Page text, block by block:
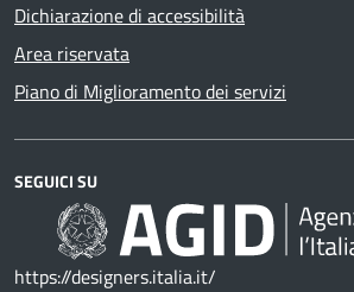
Dichiarazione di accessibilità
Area riservata
Piano di Miglioramento dei servizi
SEGUICI SU
https://designers.italia.it/